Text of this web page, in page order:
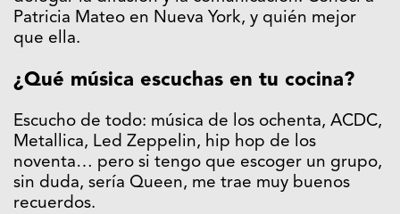
Patricia Mateo en Nueva York, y quién mejor
que ella.
¿Qué música escuchas en tu cocina?
Escucho de todo: música de los ochenta, ACDC,
Metallica, Led Zeppelin, hip hop de los
noventa… pero si tengo que escoger un grupo,
sin duda, sería Queen, me trae muy buenos
recuerdos.